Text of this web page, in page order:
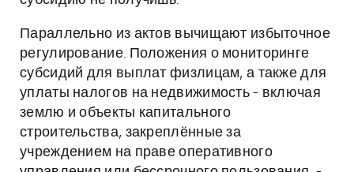
Параллельно из актов вычищают избыточное
регулирование. Положения о мониторинге
субсидий для выплат физлицам, а также для
уплаты налогов на недвижимость - включая
землю и объекты капитального
строительства, закреплённые за
учреждением на праве оперативного